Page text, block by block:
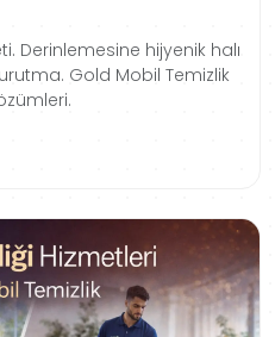
Derinlemesine hijyenik halı
Gold Mobil Temizlik